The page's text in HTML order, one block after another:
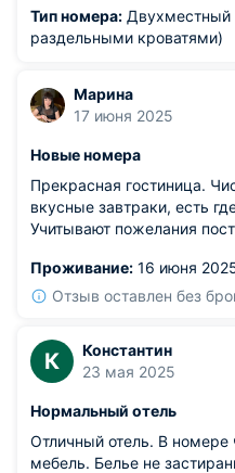
чемодан с этажа и на
Тип номера: Двухместный
раздельными кроватями)
Марина
17 июня 2025
Новые номера
Прекрасная гостиница.
вкусные завтраки, есть
Учитывают пожелания
Проживание: 16 июня
Отзыв оставлен без
К
Константин
23 мая 2025
Нормальный отель
Отличный отель. В номере
мебель. Белье не